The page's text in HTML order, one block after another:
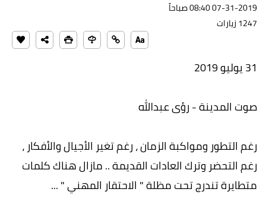
07-31-2019 08:40 صباحاً
1247 زيارات
31 يوليو 2019
صوت المدينة - رؤى عبدالله
رغم التطور ومواكبة الزمان ، رغم تغير الأجيال والأفكار ،
رغم التحضر وترك العادات القديمة .. مازال هناك كلمات
متطايرة تندرج تحت مظلة " الاحتقار المهني " ...